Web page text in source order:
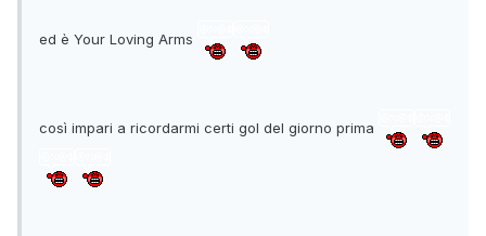
ed è Your Loving Arms
così impari a ricordarmi certi gol del giorno prima